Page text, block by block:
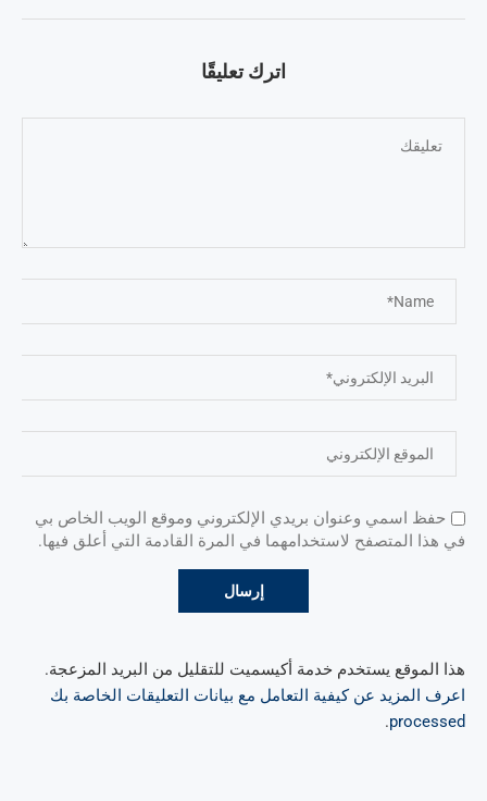
اترك تعليقًا
حفظ اسمي وعنوان بريدي الإلكتروني وموقع الويب الخاص بي
في هذا المتصفح لاستخدامهما في المرة القادمة التي أعلق فيها.
هذا الموقع يستخدم خدمة أكيسميت للتقليل من البريد المزعجة.
اعرف المزيد عن كيفية التعامل مع بيانات التعليقات الخاصة بك
processed
.